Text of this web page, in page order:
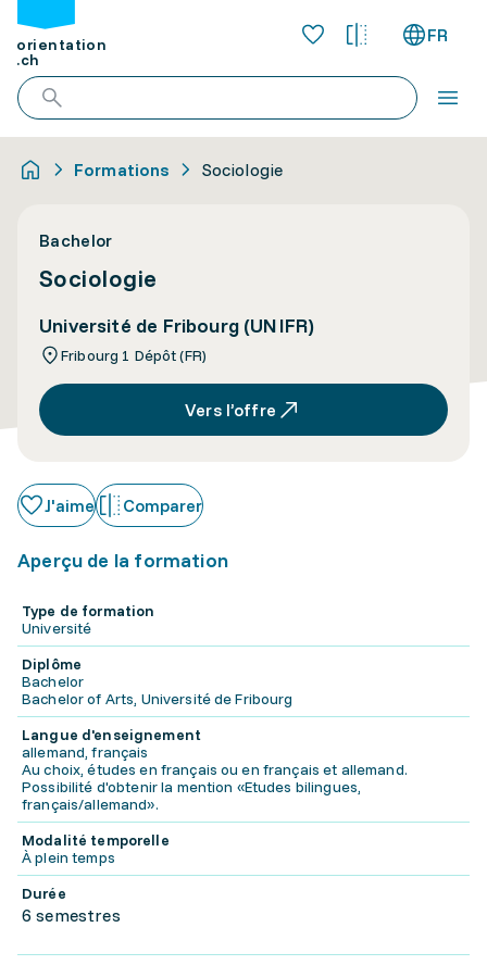
orientation
.ch
FR
Formations Sociologie
Bachelor
Sociologie
Université de Fribourg (UNIFR)
Fribourg 1 Dépôt (FR)
Vers l’offre
J'aime Comparer
Aperçu de la formation
Type de formation
Université
Diplôme
Bachelor
Bachelor of Arts, Université de Fribourg
Langue d'enseignement
allemand, français
Au choix, études en français ou en français et allemand.
Possibilité d'obtenir la mention «Etudes bilingues,
français/allemand».
Modalité temporelle
À plein temps
Durée
6 semestres